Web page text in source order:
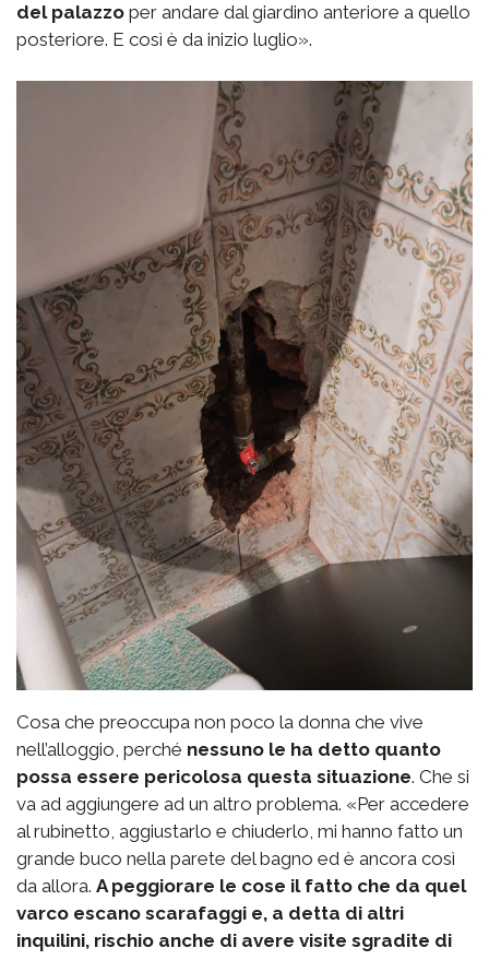
del palazzo per andare dal giardino anteriore a quello
posteriore. E così è da inizio luglio».
Cosa che preoccupa non poco la donna che vive
nell’alloggio, perché nessuno le ha detto quanto
possa essere pericolosa questa situazione. Che si
va ad aggiungere ad un altro problema. «Per accedere
al rubinetto, aggiustarlo e chiuderlo, mi hanno fatto un
grande buco nella parete del bagno ed è ancora così
da allora. A peggiorare le cose il fatto che da quel
varco escano scarafaggi e, a detta di altri
inquilini, rischio anche di avere visite sgradite di